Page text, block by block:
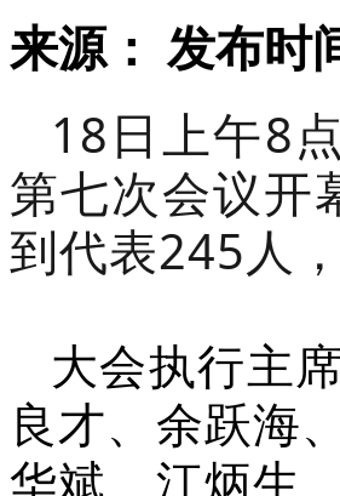
来源： 发布时
18日上午8
第七次会议开
到代表245人
大会执行主
良才、余跃海
华斌、江炳生